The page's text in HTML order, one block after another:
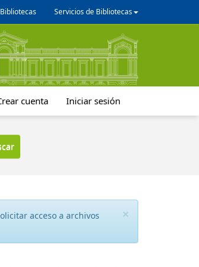
Bibliotecas Servicios de Bibliotecas
cuenta Iniciar sesión
×
acceso a archivos